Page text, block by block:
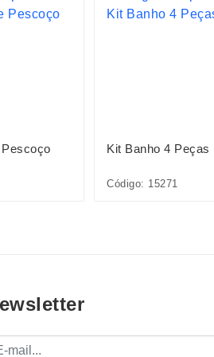
Kit Banho 4 Peças
Código: 15271